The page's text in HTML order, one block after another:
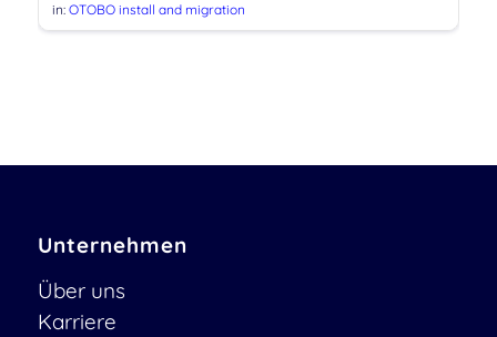
in: OTOBO install and migration
Unternehmen
Über uns
Karriere